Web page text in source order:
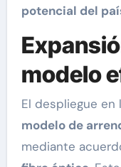
potencial del
modelo
El despliegue en
modelo de
mediante